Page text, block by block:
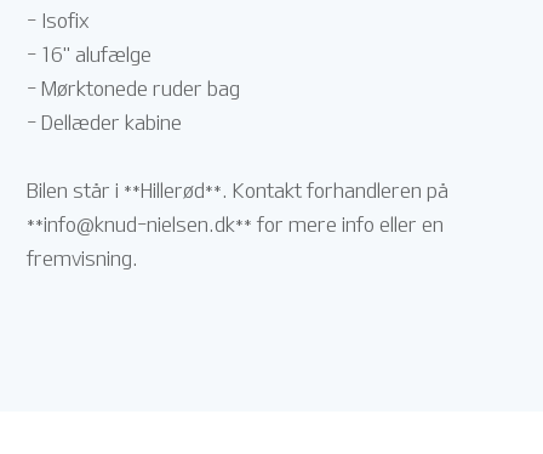
- Isofix
- 16" alufælge
- Mørktonede ruder bag
- Dellæder kabine
Bilen står i **Hillerød**. Kontakt forhandleren på
**info@knud-nielsen.dk** for mere info eller en
fremvisning.